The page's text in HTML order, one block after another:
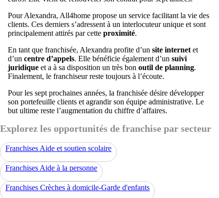
Pour Alexandra, All4home propose un service facilitant la vie des
clients. Ces derniers s’adressent à un interlocuteur unique et sont
principalement attirés par cette proximité.
En tant que franchisée, Alexandra profite d’un site internet et
d’un centre d’appels. Elle bénéficie également d’un suivi
juridique et a à sa disposition un très bon outil de planning.
Finalement, le franchiseur reste toujours à l’écoute.
Pour les sept prochaines années, la franchisée désire développer
son portefeuille clients et agrandir son équipe administrative. Le
but ultime reste l’augmentation du chiffre d’affaires.
Explorez les opportunités de franchise par secteur
Franchises Aide et soutien scolaire
Franchises Aide à la personne
Franchises Crèches à domicile-Garde d'enfants